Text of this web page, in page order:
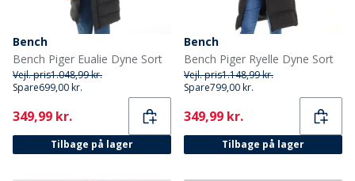
Bench
Bench Piger Eualie Dyne Sort
Vejl. pris1.048,99 kr.
Spare699,00 kr.
Current
349,99 kr.
Tilbage på lager
Bench
Bench Piger Ryelle Dyne Sort
Vejl. pris1.148,99 kr.
Spare799,00 kr.
Current
349,99 kr.
Tilbage på lager